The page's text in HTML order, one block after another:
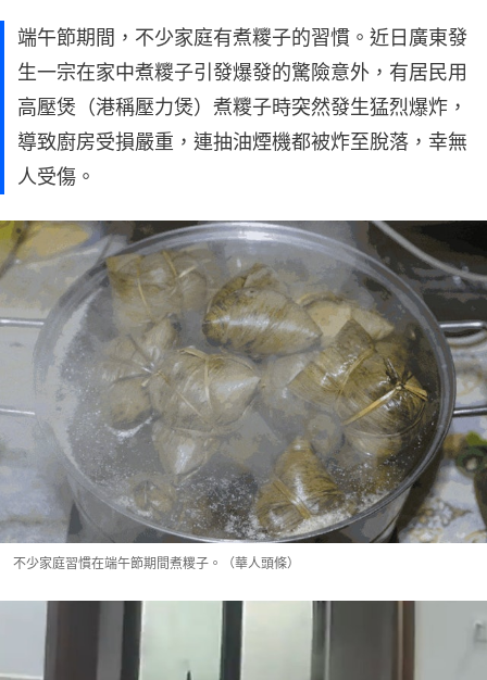
端午節期間，不少家庭有煮糭子的習慣。近日廣東發
生一宗在家中煮糭子引發爆發的驚險意外，有居民用
高壓煲（港稱壓力煲）煮糭子時突然發生猛烈爆炸，
導致廚房受損嚴重，連抽油煙機都被炸至脫落，幸無
人受傷。
不少家庭習慣在端午節期間煮糭子。（華人頭條）